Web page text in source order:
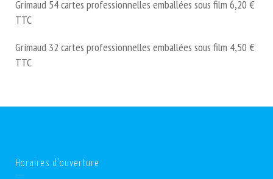
Grimaud 54 cartes professionnelles emballées sous film 6,20 €
TTC
Grimaud 32 cartes professionnelles emballées sous film 4,50 €
TTC
Horaires d’ouverture